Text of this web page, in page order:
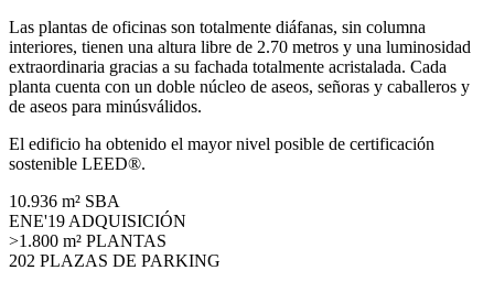
Las plantas de oficinas son totalmente diáfanas, sin columna
interiores, tienen una altura libre de 2.70 metros y una luminosidad
extraordinaria gracias a su fachada totalmente acristalada. Cada
planta cuenta con un doble núcleo de aseos, señoras y caballeros y
de aseos para minúsválidos.
El edificio ha obtenido el mayor nivel posible de certificación
sostenible LEED®.
10.936 m² SBA
ENE'19 ADQUISICIÓN
>1.800 m² PLANTAS
202 PLAZAS DE PARKING